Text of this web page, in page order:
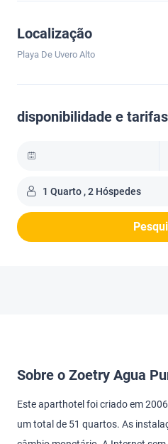
Localização
Playa De Uvero Alto
disponibilidade e tarifas
1 Quarto , 2 Hóspedes
Sobre o Zoetry Agua
Este aparthotel foi criado em
um total de 51 quartos. As